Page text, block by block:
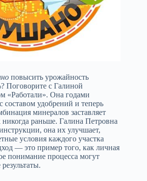
повысить урожайность
Поговорите с Галиной
«Работали». Она годами
составом удобрений и теперь
минералов заставляет
никогда раньше. Галина Петровна
она их улучшает,
условия каждого участка
— это пример того, как личная
понимание процесса могут